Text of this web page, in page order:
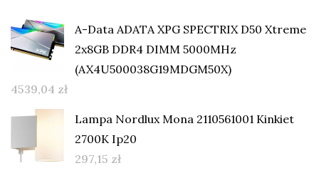
A-Data ADATA XPG SPECTRIX D50 Xtreme
2x8GB DDR4 DIMM 5000MHz
(AX4U500038G19MDGM50X)
4539,04 zł
Lampa Nordlux Mona 2110561001 Kinkiet
2700K Ip20
297,15 zł